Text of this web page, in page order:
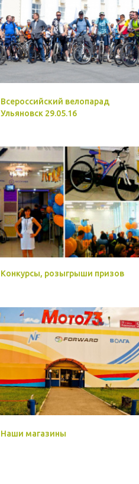
Всероссийский велопарад
Ульяновск 29.05.16
Конкурсы, розыгрыши призов
Наши магазины